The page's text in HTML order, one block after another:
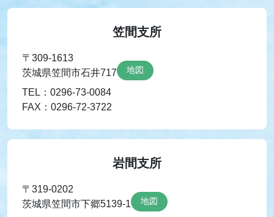
笠間支所
〒309-1613
茨城県笠間市石井717
地図
TEL：0296-73-0084
FAX：0296-72-3722
岩間支所
〒319-0202
茨城県笠間市下郷5139-1
地図